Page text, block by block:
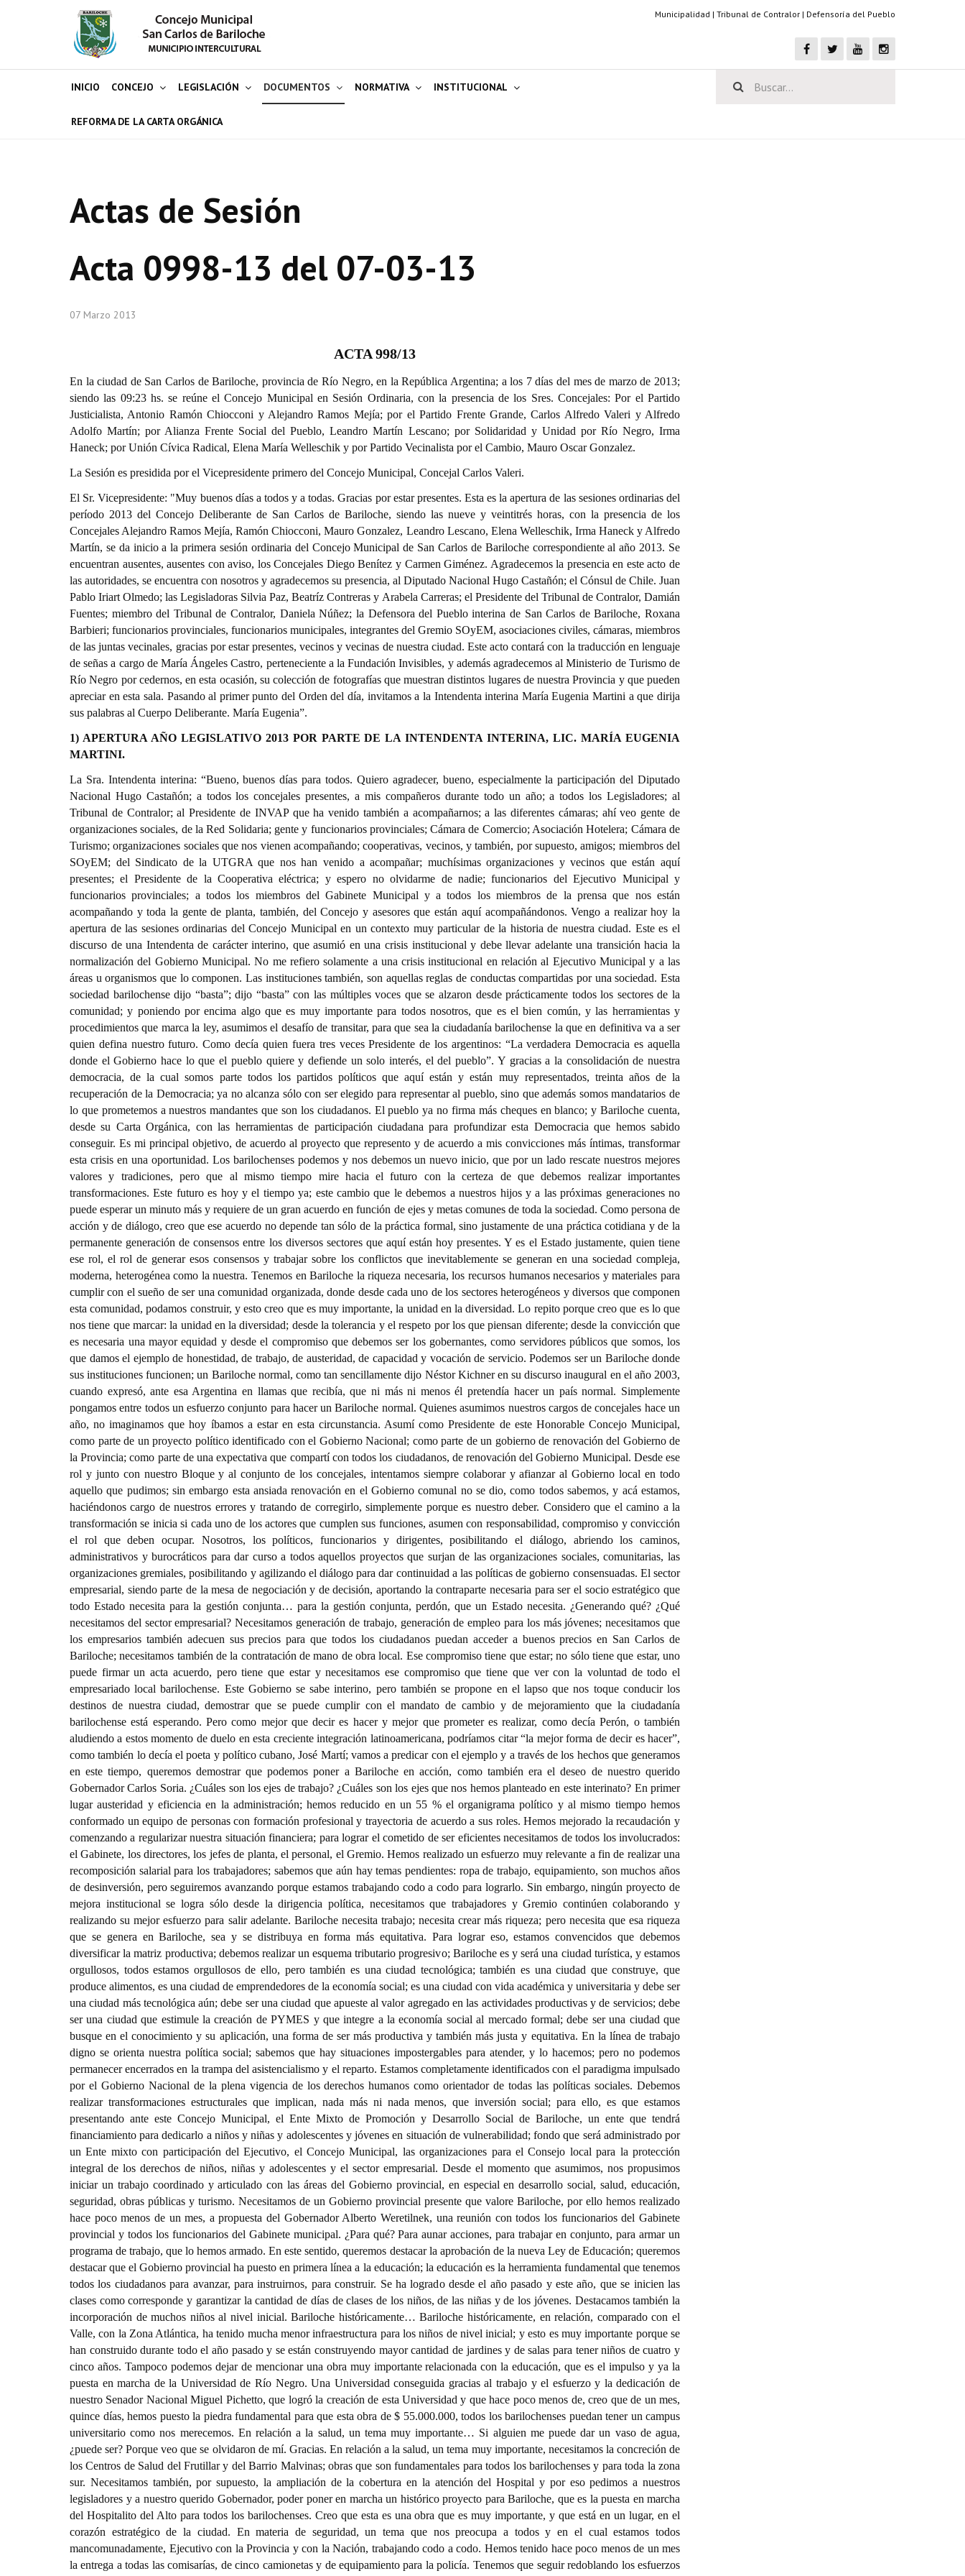
Municipalidad | Tribunal de Contralor | Defensoría del Pueblo
INICIO CONCEJO LEGISLACIÓN DOCUMENTOS NORMATIVA INSTITUCIONAL
REFORMA DE LA CARTA ORGÁNICA
Actas de Sesión
Acta 0998-13 del 07-03-13
07 Marzo 2013
ACTA 998/13
En la ciudad de San Carlos de Bariloche, provincia de Río Negro, en la República Argentina; a los 7 días del mes de marzo de 2013;
siendo las 09:23 hs. se reúne el Concejo Municipal en Sesión Ordinaria, con la presencia de los Sres. Concejales: Por el Partido
Justicialista, Antonio Ramón Chiocconi y Alejandro Ramos Mejía; por el Partido Frente Grande, Carlos Alfredo Valeri y Alfredo
Adolfo Martín; por Alianza Frente Social del Pueblo, Leandro Martín Lescano; por Solidaridad y Unidad por Río Negro, Irma
Haneck; por Unión Cívica Radical, Elena María Welleschik y por Partido Vecinalista por el Cambio, Mauro Oscar Gonzalez.
La Sesión es presidida por el Vicepresidente primero del Concejo Municipal, Concejal Carlos Valeri.
El Sr. Vicepresidente: "Muy buenos días a todos y a todas. Gracias por estar presentes. Esta es la apertura de las sesiones ordinarias del
período 2013 del Concejo Deliberante de San Carlos de Bariloche, siendo las nueve y veintitrés horas, con la presencia de los
Concejales Alejandro Ramos Mejía, Ramón Chiocconi, Mauro Gonzalez, Leandro Lescano, Elena Welleschik, Irma Haneck y Alfredo
Martín, se da inicio a la primera sesión ordinaria del Concejo Municipal de San Carlos de Bariloche correspondiente al año 2013. Se
encuentran ausentes, ausentes con aviso, los Concejales Diego Benítez y Carmen Giménez. Agradecemos la presencia en este acto de
las autoridades, se encuentra con nosotros y agradecemos su presencia, al Diputado Nacional Hugo Castañón; el Cónsul de Chile. Juan
Pablo Iriart Olmedo; las Legisladoras Silvia Paz, Beatríz Contreras y Arabela Carreras; el Presidente del Tribunal de Contralor, Damián
Fuentes; miembro del Tribunal de Contralor, Daniela Núñez; la Defensora del Pueblo interina de San Carlos de Bariloche, Roxana
Barbieri; funcionarios provinciales, funcionarios municipales, integrantes del Gremio SOyEM, asociaciones civiles, cámaras, miembros
de las juntas vecinales, gracias por estar presentes, vecinos y vecinas de nuestra ciudad. Este acto contará con la traducción en lenguaje
de señas a cargo de María Ángeles Castro, perteneciente a la Fundación Invisibles, y además agradecemos al Ministerio de Turismo de
Río Negro por cedernos, en esta ocasión, su colección de fotografías que muestran distintos lugares de nuestra Provincia y que pueden
apreciar en esta sala. Pasando al primer punto del Orden del día, invitamos a la Intendenta interina María Eugenia Martini a que dirija
sus palabras al Cuerpo Deliberante. María Eugenia”.
1) APERTURA AÑO LEGISLATIVO 2013 POR PARTE DE LA INTENDENTA INTERINA, LIC. MARÍA EUGENIA
MARTINI.
La Sra. Intendenta interina: “Bueno, buenos días para todos. Quiero agradecer, bueno, especialmente la participación del Diputado Nacional Hugo Castañón; a todos los concejales presentes, a mis compañeros durante todo un año; a todos los Legisladores; al Tribunal de Contralor; al Presidente de INVAP que ha venido también a acompañarnos; a las diferentes cámaras; ahí veo gente de organizaciones sociales, de la Red Solidaria; gente y funcionarios provinciales; Cámara de Comercio; Asociación Hotelera; Cámara de Turismo; organizaciones sociales que nos vienen acompañando; cooperativas, vecinos, y también, por supuesto, amigos; miembros del SOyEM; del Sindicato de la UTGRA que nos han venido a acompañar; muchísimas organizaciones y vecinos que están aquí presentes; el Presidente de la Cooperativa eléctrica; y espero no olvidarme de nadie; funcionarios del Ejecutivo Municipal y funcionarios provinciales; a todos los miembros del Gabinete Municipal y a todos los miembros de la prensa que nos están acompañando y toda la gente de planta, también, del Concejo y asesores que están aquí acompañándonos. Vengo a realizar hoy la apertura de las sesiones ordinarias del Concejo Municipal en un contexto muy particular de la historia de nuestra ciudad. Este es el discurso de una Intendenta de carácter interino, que asumió en una crisis institucional y debe llevar adelante una transición hacia la normalización del Gobierno Municipal. No me refiero solamente a una crisis institucional en relación al Ejecutivo Municipal y a las áreas u organismos que lo componen. Las instituciones también, son aquellas reglas de conductas compartidas por una sociedad. Esta sociedad barilochense dijo “basta”; dijo “basta” con las múltiples voces que se alzaron desde prácticamente todos los sectores de la comunidad; y poniendo por encima algo que es muy importante para todos nosotros, que es el bien común, y las herramientas y procedimientos que marca la ley, asumimos el desafío de transitar, para que sea la ciudadanía barilochense la que en definitiva va a ser quien defina nuestro futuro. Como decía quien fuera tres veces Presidente de los argentinos: “La verdadera Democracia es aquella donde el Gobierno hace lo que el pueblo quiere y defiende un solo interés, el del pueblo”. Y gracias a la consolidación de nuestra democracia, de la cual somos parte todos los partidos políticos que aquí están y están muy representados, treinta años de la recuperación de la Democracia; ya no alcanza sólo con ser elegido para representar al pueblo, sino que además somos mandatarios de lo que prometemos a nuestros mandantes que son los ciudadanos. El pueblo ya no firma más cheques en blanco; y Bariloche cuenta, desde su Carta Orgánica, con las herramientas de participación ciudadana para profundizar esta Democracia que hemos sabido conseguir. Es mi principal objetivo, de acuerdo al proyecto que represento y de acuerdo a mis convicciones más íntimas, transformar esta crisis en una oportunidad. Los barilochenses podemos y nos debemos un nuevo inicio, que por un lado rescate nuestros mejores valores y tradiciones, pero que al mismo tiempo mire hacia el futuro con la certeza de que debemos realizar importantes transformaciones. Este futuro es hoy y el tiempo ya; este cambio que le debemos a nuestros hijos y a las próximas generaciones no puede esperar un minuto más y requiere de un gran acuerdo en función de ejes y metas comunes de toda la sociedad. Como persona de acción y de diálogo, creo que ese acuerdo no depende tan sólo de la práctica formal, sino justamente de una práctica cotidiana y de la permanente generación de consensos entre los diversos sectores que aquí están hoy presentes. Y es el Estado justamente, quien tiene ese rol, el rol de generar esos consensos y trabajar sobre los conflictos que inevitablemente se generan en una sociedad compleja, moderna, heterogénea como la nuestra. Tenemos en Bariloche la riqueza necesaria, los recursos humanos necesarios y materiales para cumplir con el sueño de ser una comunidad organizada, donde desde cada uno de los sectores heterogéneos y diversos que componen esta comunidad, podamos construir, y esto creo que es muy importante, la unidad en la diversidad. Lo repito porque creo que es lo que nos tiene que marcar: la unidad en la diversidad; desde la tolerancia y el respeto por los que piensan diferente; desde la convicción que es necesaria una mayor equidad y desde el compromiso que debemos ser los gobernantes, como servidores públicos que somos, los que damos el ejemplo de honestidad, de trabajo, de austeridad, de capacidad y vocación de servicio. Podemos ser un Bariloche donde sus instituciones funcionen; un Bariloche normal, como tan sencillamente dijo Néstor Kichner en su discurso inaugural en el año 2003, cuando expresó, ante esa Argentina en llamas que recibía, que ni más ni menos él pretendía hacer un país normal. Simplemente pongamos entre todos un esfuerzo conjunto para hacer un Bariloche normal. Quienes asumimos nuestros cargos de concejales hace un año, no imaginamos que hoy íbamos a estar en esta circunstancia. Asumí como Presidente de este Honorable Concejo Municipal, como parte de un proyecto político identificado con el Gobierno Nacional; como parte de un gobierno de renovación del Gobierno de la Provincia; como parte de una expectativa que compartí con todos los ciudadanos, de renovación del Gobierno Municipal. Desde ese rol y junto con nuestro Bloque y al conjunto de los concejales, intentamos siempre colaborar y afianzar al Gobierno local en todo aquello que pudimos; sin embargo esta ansiada renovación en el Gobierno comunal no se dio, como todos sabemos, y acá estamos, haciéndonos cargo de nuestros errores y tratando de corregirlo, simplemente porque es nuestro deber. Considero que el camino a la transformación se inicia si cada uno de los actores que cumplen sus funciones, asumen con responsabilidad, compromiso y convicción el rol que deben ocupar. Nosotros, los políticos, funcionarios y dirigentes, posibilitando el diálogo, abriendo los caminos, administrativos y burocráticos para dar curso a todos aquellos proyectos que surjan de las organizaciones sociales, comunitarias, las organizaciones gremiales, posibilitando y agilizando el diálogo para dar continuidad a las políticas de gobierno consensuadas. El sector empresarial, siendo parte de la mesa de negociación y de decisión, aportando la contraparte necesaria para ser el socio estratégico que todo Estado necesita para la gestión conjunta… para la gestión conjunta, perdón, que un Estado necesita. ¿Generando qué? ¿Qué necesitamos del sector empresarial? Necesitamos generación de trabajo, generación de empleo para los más jóvenes; necesitamos que los empresarios también adecuen sus precios para que todos los ciudadanos puedan acceder a buenos precios en San Carlos de Bariloche; necesitamos también de la contratación de mano de obra local. Ese compromiso tiene que estar; no sólo tiene que estar, uno puede firmar un acta acuerdo, pero tiene que estar y necesitamos ese compromiso que tiene que ver con la voluntad de todo el empresariado local barilochense. Este Gobierno se sabe interino, pero también se propone en el lapso que nos toque conducir los destinos de nuestra ciudad, demostrar que se puede cumplir con el mandato de cambio y de mejoramiento que la ciudadanía barilochense está esperando. Pero como mejor que decir es hacer y mejor que prometer es realizar, como decía Perón, o también aludiendo a estos momento de duelo en esta creciente integración latinoamericana, podríamos citar “la mejor forma de decir es hacer”, como también lo decía el poeta y político cubano, José Martí; vamos a predicar con el ejemplo y a través de los hechos que generamos en este tiempo, queremos demostrar que podemos poner a Bariloche en acción, como también era el deseo de nuestro querido Gobernador Carlos Soria. ¿Cuáles son los ejes de trabajo? ¿Cuáles son los ejes que nos hemos planteado en este interinato? En primer lugar austeridad y eficiencia en la administración; hemos reducido en un 55 % el organigrama político y al mismo tiempo hemos conformado un equipo de personas con formación profesional y trayectoria de acuerdo a sus roles. Hemos mejorado la recaudación y comenzando a regularizar nuestra situación financiera; para lograr el cometido de ser eficientes necesitamos de todos los involucrados: el Gabinete, los directores, los jefes de planta, el personal, el Gremio. Hemos realizado un esfuerzo muy relevante a fin de realizar una recomposición salarial para los trabajadores; sabemos que aún hay temas pendientes: ropa de trabajo, equipamiento, son muchos años de desinversión, pero seguiremos avanzando porque estamos trabajando codo a codo para lograrlo. Sin embargo, ningún proyecto de mejora institucional se logra sólo desde la dirigencia política, necesitamos que trabajadores y Gremio continúen colaborando y realizando su mejor esfuerzo para salir adelante. Bariloche necesita trabajo; necesita crear más riqueza; pero necesita que esa riqueza que se genera en Bariloche, sea y se distribuya en forma más equitativa. Para lograr eso, estamos convencidos que debemos diversificar la matriz productiva; debemos realizar un esquema tributario progresivo; Bariloche es y será una ciudad turística, y estamos orgullosos, todos estamos orgullosos de ello, pero también es una ciudad tecnológica; también es una ciudad que construye, que produce alimentos, es una ciudad de emprendedores de la economía social; es una ciudad con vida académica y universitaria y debe ser una ciudad más tecnológica aún; debe ser una ciudad que apueste al valor agregado en las actividades productivas y de servicios; debe ser una ciudad que estimule la creación de PYMES y que integre a la economía social al mercado formal; debe ser una ciudad que busque en el conocimiento y su aplicación, una forma de ser más productiva y también más justa y equitativa. En la línea de trabajo digno se orienta nuestra polí